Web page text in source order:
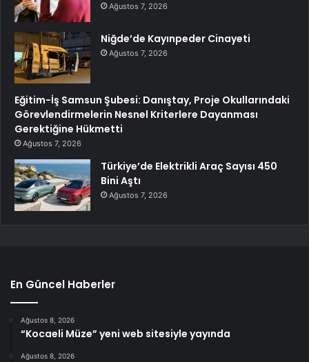
Ağustos 7, 2026
Niğde’de Kayınpeder Cinayeti
Ağustos 7, 2026
Eğitim-İş Samsun Şubesi: Danıştay, Proje Okullarındaki
Görevlendirmelerin Nesnel Kriterlere Dayanması
Gerektiğine Hükmetti
Ağustos 7, 2026
Türkiye’de Elektrikli Araç Sayısı 450
Bini Aştı
Ağustos 7, 2026
En Güncel Haberler
Ağustos 8, 2026
“Kocaeli Müze” yeni web sitesiyle yayında
Ağustos 8, 2026